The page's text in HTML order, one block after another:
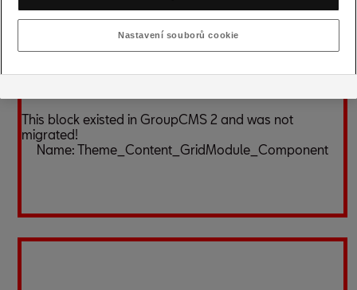
This block existed in GroupCMS 2 and was not
migrated!
Name: Theme_Content_GridModule_Component
Nastavení souborů cookie